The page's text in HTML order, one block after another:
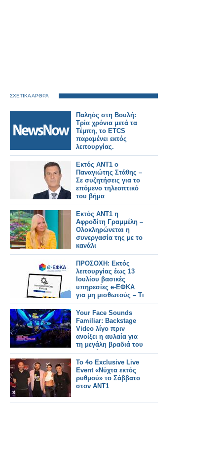
ΣΧΕΤΙΚΑ ΑΡΘΡΑ
Παληός στη Βουλή:
Τρία χρόνια μετά τα
Τέμπη, το ETCS
παραμένει εκτός
λειτουργίας.
Εκτός ΑΝΤ1 ο
Παναγιώτης Στάθης –
Σε συζητήσεις για το
επόμενο τηλεοπτικό
του βήμα
Εκτός ΑΝΤ1 η
Αφροδίτη Γραμμέλη –
Ολοκληρώνεται η
συνεργασία της με το
κανάλι
ΠΡΟΣΟΧΗ: Εκτός
λειτουργίας έως 13
Ιουλίου βασικές
υπηρεσίες e-ΕΦΚΑ
για μη μισθωτούς – Τι
ισχύει για τους
φαρμακοποιούς
Your Face Sounds
Familiar: Backstage
Video λίγο πριν
ανοίξει η αυλαία για
τη μεγάλη βραδιά του
Τελικού
Το 4ο Exclusive Live
Event «Νύχτα εκτός
ρυθμού» το Σάββατο
στον ΑΝΤ1